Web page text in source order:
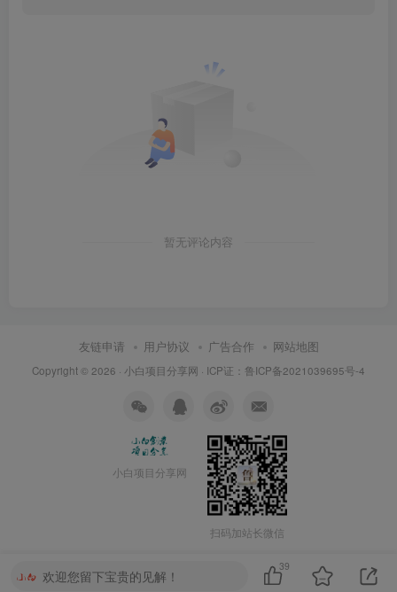
暂无评论内容
友链申请 用户协议 广告合作 网站地图
Copyright © 2026 · 小白项目分享网 · ICP证： 鲁ICP备2021039695号-4
小白项目分享网
扫码加站长微信
欢迎您留下宝贵的见解！
39